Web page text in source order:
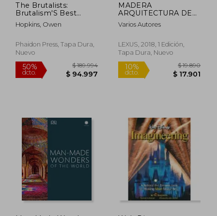
50% 50%
The Brutalists:
Brutalism'S Best
Architects (en Inglés)
Hopkins, Owen
Phaidon Press, Tapa Dura,
Nuevo
MADERA
ARQUITECTURA DE
HOY (TAPA DURA)
Varios Autores
LEXUS, 2018, 1 Edición,
Tapa Dura, Nuevo